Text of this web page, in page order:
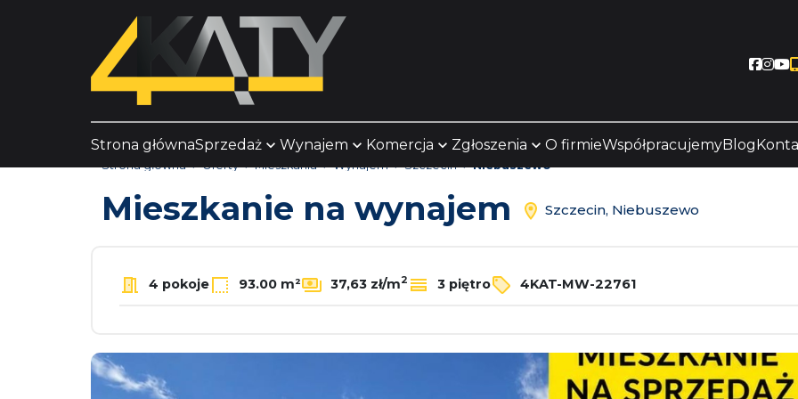
Strona głównaSprzedaż Wynajem Komercja Zgłoszenia O firmieWspółpracujemyBlog
Strona główna Oferty Mieszkania Wynajem Szczecin Niebuszewo
Mieszkanie na wynajem Szczecin, Niebuszewo
4 pokoje 93.00 m² 37,63 zł/m2 3 piętro 4KAT-MW-22761